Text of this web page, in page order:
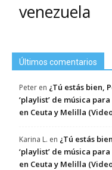
venezuela
Últimos comentarios
Peter en ¿Tú estás bien,
‘playlist’ de música
en Ceuta y Melilla
Karina L. en ¿Tú estás
‘playlist’ de música
en Ceuta y Melilla